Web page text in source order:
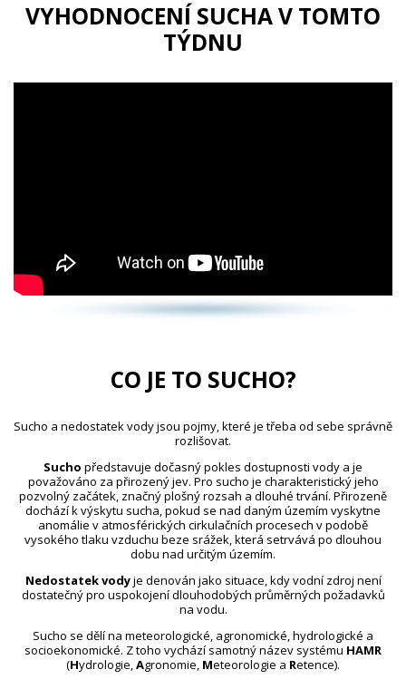
VYHODNOCENÍ SUCHA V TOMTO
TÝDNU
CO JE TO SUCHO?
Sucho a nedostatek vody jsou pojmy, které je třeba od sebe správně
rozlišovat.
Sucho představuje dočasný pokles dostupnosti vody a je
považováno za přirozený jev. Pro sucho je charakteristický jeho
pozvolný začátek, značný plošný rozsah a dlouhé trvání. Přirozeně
dochází k výskytu sucha, pokud se nad daným územím vyskytne
anomálie v atmosférických cirkulačních procesech v podobě
vysokého tlaku vzduchu beze srážek, která setrvává po dlouhou
dobu nad určitým územím.
Nedostatek vodyje definován jako situace, kdy vodní zdroj není
dostatečný pro uspokojení dlouhodobých průměrných požadavků
na vodu.
Sucho se dělí na meteorologické, agronomické, hydrologické a
socioekonomické. Z toho vychází samotný název systému HAMR
(Hydrologie,Agronomie, Meteorologie a Retence).